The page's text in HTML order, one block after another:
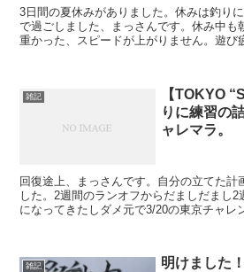
3日間の夏休みがありました。休みは釣り
で過ごしました、まっさんです。休み中も
重かった、スピードが上がりません。遊び
雑記
【TOKYO
りに練習の
ャレマラ。
回復途上、まっさんです。自分の立てた計
した。2週間のランオフからだましだまし2
になってきたしダメ元で3/20の東京チャレ
雑記
明けました